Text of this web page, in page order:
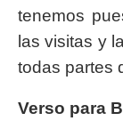
tenemos
las visitas y
todas partes
Verso para